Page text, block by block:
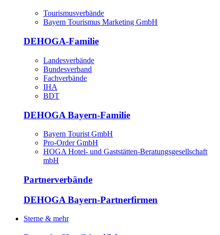
Tourismusverbände
Bayern Tourismus Marketing GmbH
DEHOGA-Familie
Landesverbände
Bundesverband
Fachverbände
IHA
BDT
DEHOGA Bayern-Familie
Bayern Tourist GmbH
Pro-Order GmbH
HOGA Hotel- und Gaststätten-Beratungsgesellschaft
mbH
Partnerverbände
DEHOGA Bayern-Partnerfirmen
Sterne & mehr